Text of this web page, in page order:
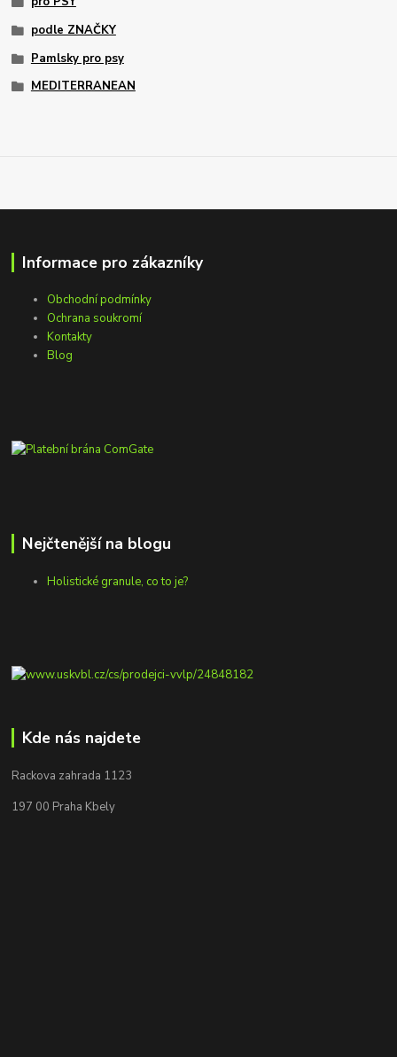
podle ZNAČKY
Pamlsky pro psy
MEDITERRANEAN
Informace pro zákazníky
Obchodní podmínky
Ochrana soukromí
Kontakty
Blog
Nejčtenější na blogu
Holistické granule, co to je?
Kde nás najdete
Rackova zahrada 1123
197 00 Praha Kbely